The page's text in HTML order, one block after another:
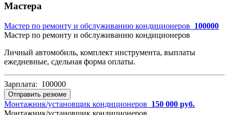
Мастера
Мастер по ремонту и обслуживанию кондиционеров 100000
Мастер по ремонту и обслуживанию кондиционеров
Личный автомобиль, комплект инструмента, выплаты
ежедневные, сдельная форма оплаты.
Зарплата: 100000
Отправить резюме
Монтажник/установщик кондиционеров 150 000 руб.
Монтажник/установщик кондиционеров